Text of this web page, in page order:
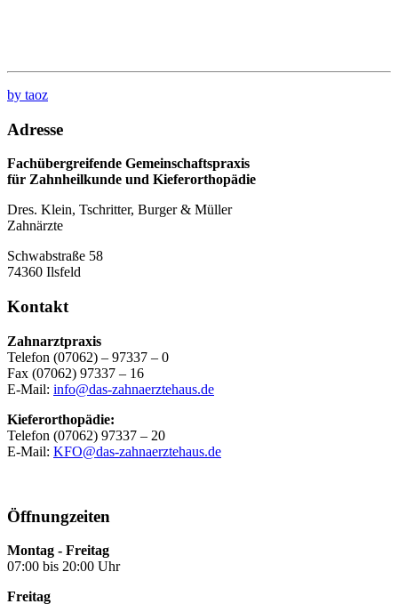
by taoz
Adresse
Fachübergreifende Gemeinschaftspraxis
für Zahnheilkunde und Kieferorthopädie
Dres. Klein, Tschritter, Burger & Müller
Zahnärzte
Schwabstraße 58
74360 Ilsfeld
Kontakt
Zahnarztpraxis
Telefon (07062) – 97337 – 0
Fax (07062) 97337 – 16
E-Mail: info@das-zahnaerztehaus.de
Kieferorthopädie:
Telefon (07062) 97337 – 20
E-Mail: KFO@das-zahnaerztehaus.de
Öffnungzeiten
Montag - Freitag
07:00 bis 20:00 Uhr
Freitag